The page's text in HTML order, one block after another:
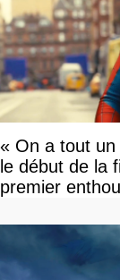
« On a tout
le début de la
premier